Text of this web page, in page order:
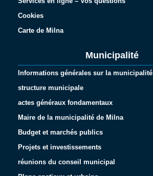
Cookies
Carte de Milna
Municipalité
Informations générales sur la municipalité
structure municipale
actes généraux fondamentaux
Maire de la municipalité de Milna
Budget et marchés publics
Projets et investissements
réunions du conseil municipal